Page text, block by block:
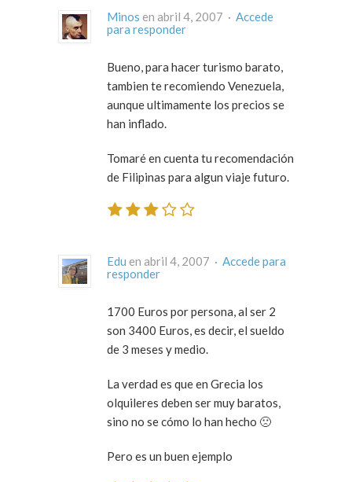
Minos en abril 4, 2007 · Accede
para responder
Bueno, para hacer turismo barato,
tambien te recomiendo Venezuela,
aunque ultimamente los precios se
han inflado.
Tomaré en cuenta tu recomendación
de Filipinas para algun viaje futuro.
Edu en abril 4, 2007 · Accede para
responder
1700 Euros por persona, al ser 2
son 3400 Euros, es decir, el sueldo
de 3 meses y medio.
La verdad es que en Grecia los
olquileres deben ser muy baratos,
sino no se cómo lo han hecho 🙁
Pero es un buen ejemplo